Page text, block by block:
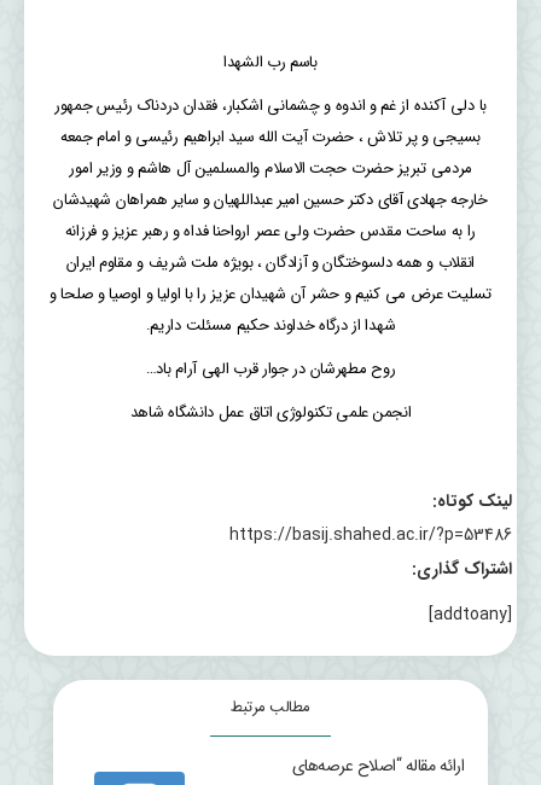
باسم رب الشهدا
با دلی آکنده از غم و اندوه و چشمانی اشکبار، فقدان دردناک رئیس جمهور
بسیجی و پر تلاش ، حضرت آیت الله سید ابراهیم رئیسی و امام جمعه
مردمی تبریز حضرت حجت الاسلام والمسلمین آل هاشم و وزیر امور
خارجه جهادی آقای دکتر حسین امیر عبداللهیان و سایر همراهان شهیدشان
را به ساحت مقدس حضرت ولی عصر ارواحنا فداه و رهبر عزیز و فرزانه
انقلاب و همه دلسوختگان و آزادگان ، بویژه ملت شریف و مقاوم ایران
تسلیت عرض می کنیم و حشر آن شهیدان عزیز را با اولیا و اوصیا و صلحا و
شهدا از درگاه خداوند حکیم مسئلت داریم.
روح مطهرشان در جوار قرب الهی آرام باد…
انجمن علمی تکنولوژی اتاق عمل دانشگاه شاهد
لینک کوتاه:
https://basij.shahed.ac.ir/?p=53486
اشتراک گذاری:
[addtoany]
مطالب مرتبط
ارائه مقاله “اصلاح عرصه‌های